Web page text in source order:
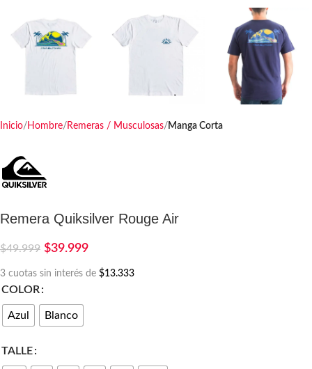
Inicio Hombre Remeras / Musculosas Manga Corta
Remera Quiksilver Rouge Air
$49.999 $39.999
3 cuotas sin interés de $13.333
COLOR
Azul Blanco
TALLE